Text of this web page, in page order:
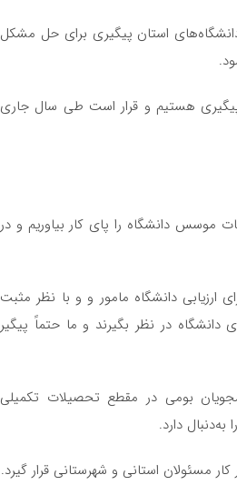
استان پیگیری برای حل مشکل
پیگیری هستیم و قرار است طی سال جاری
دانشگاه را پای کار بیاوریم و در
دانشگاه مامور و و با نظر مثبت
دانشگاه در نظر بگیرند و ما حتماً پیگیر
بومی در مقطع تحصیلات تکمیلی
دارد.
مسئولان استانی و شهرستانی قرار گیرد.